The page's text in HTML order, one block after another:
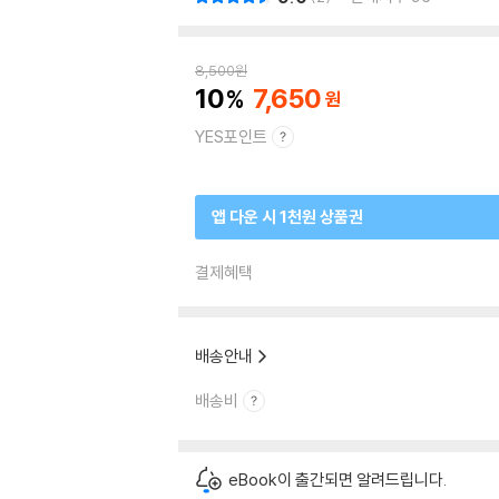
8,500원
10 7,650
YES포인트
앱 다운 시 1천원 상품권
결제혜택
배송안내
배송비
eBook이 출간되면 알려드립니다.